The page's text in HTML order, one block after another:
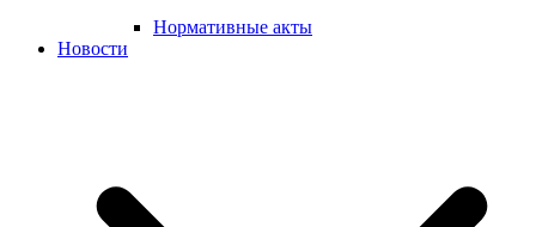
Нормативные акты
Новости